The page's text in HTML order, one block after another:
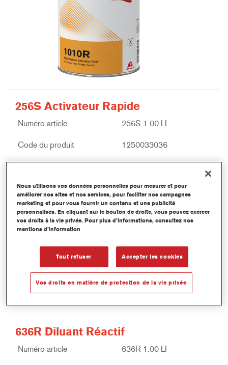
256S Activateur Rapide
Numéro article 256S 1.00 LI
Code du produit 1250033036
636R Diluant Réactif
Numéro article 636R 1.00 LI
Nous utilisons vos données personnelles pour mesurer et pour
améliorer nos sites et nos services, pour faciliter nos campagnes
marketing et pour vous fournir un contenu et une publicité
personnalisés. En cliquant sur le bouton de droite, vous pouvez exercer
vos droits à la vie privée. Pour plus d’informations, consultez nos
mentions d’information
Tout refuser Accepter les cookies
Vos droits en matière de protection de la vie privée